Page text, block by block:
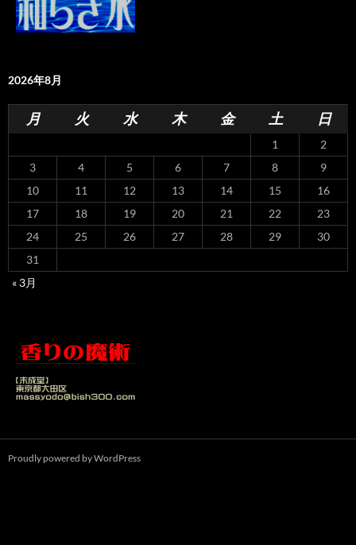
2026年8月
月 火 水 木 金 土 日
1
2
3
4 5 6 7 8
9
10
11 12 13 14 15
16
17
18 19 20 21 22
23
24
25 26 27 28 29
30
31
« 3月
Proudly powered by WordPress